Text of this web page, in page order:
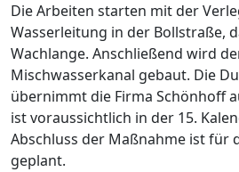
Die Arbeiten starten mit der
Wasserleitung in der Bollstraße,
Wachlange. Anschließend wird
Mischwasserkanal gebaut. Die
übernimmt die Firma Schönhoff
ist voraussichtlich in der 15.
Abschluss der Maßnahme ist für
geplant.